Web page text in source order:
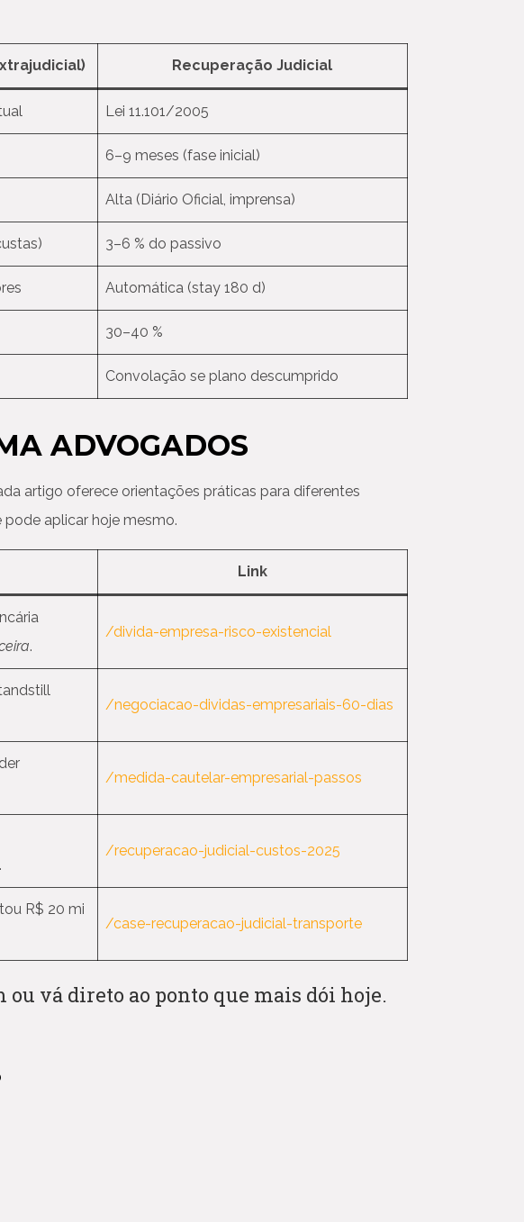
Recuperação Judicial
Lei 11.101/2005
6–9 meses (fase inicial)
Alta (Diário Oficial, imprensa)
3–6 % do passivo
Automática (stay 180 d)
30–40 %
Convolação se plano descumprido
ADVOGADOS
artigo oferece orientações práticas para diferentes
aplicar hoje mesmo.
Link
.
/divida-empresa-risco-existencial
/negociacao-dividas-empresariais-60-dias
/medida-cautelar-empresarial-passos
/recuperacao-judicial-custos-2025
R$ 20 mi
/case-recuperacao-judicial-transporte
vá direto ao ponto que mais dói hoje.